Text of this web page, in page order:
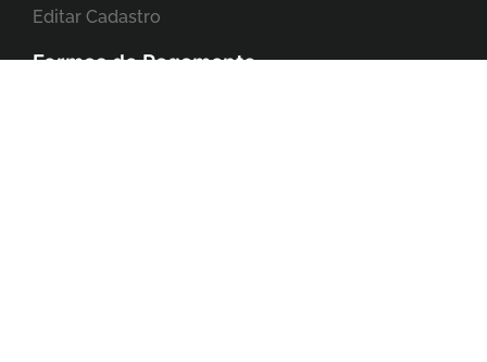
Editar Cadastro
Formas de Pagamento